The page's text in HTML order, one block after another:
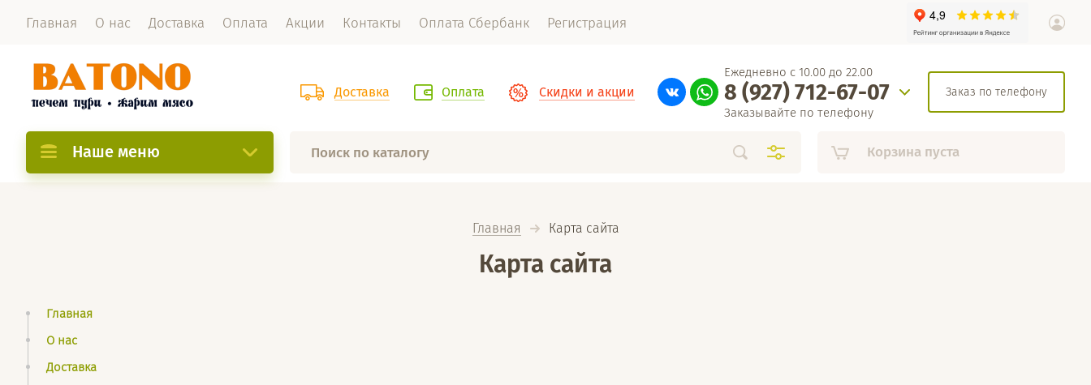
Главная О нас Доставка Оплата Акции Контакты Оплата Сбербанк Регистрация
Доставка Оплата Скидки и акции
Ежедневно с 10.00 до 22.00
8 (927) 712-67-07
Заказывайте по телефону
Заказ по телефону
Наше меню Корзина пуста
Главная
  Карта сайта
Карта сайта
Главная
О нас
Доставка